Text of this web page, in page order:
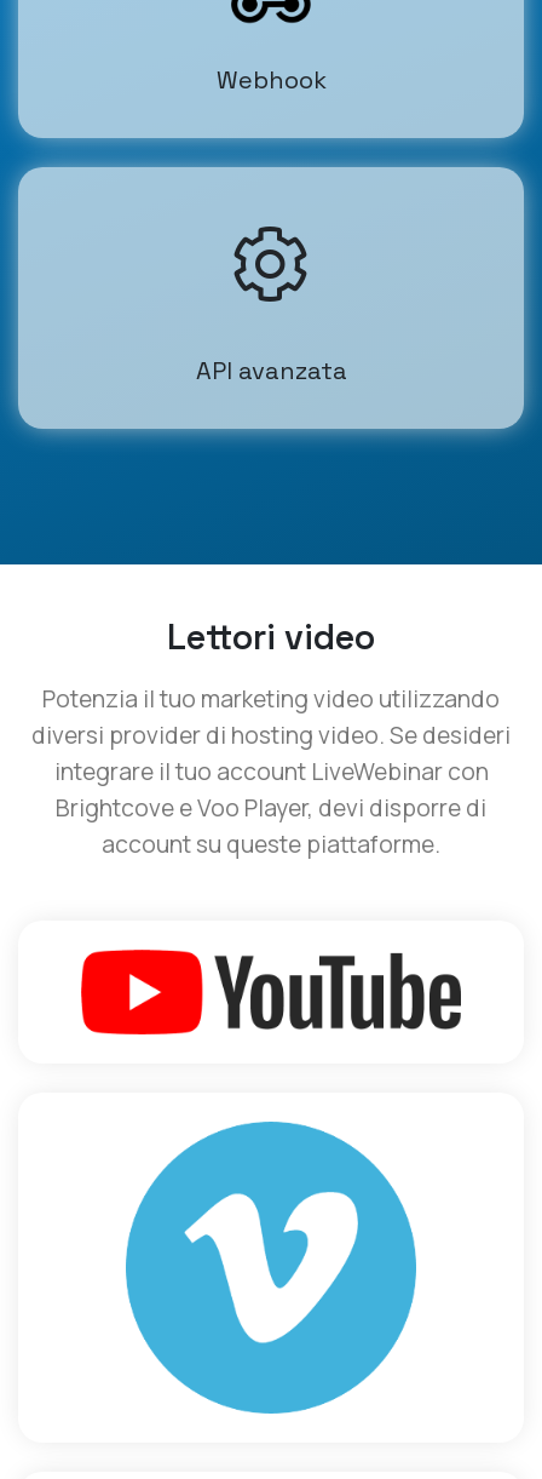
Webhook
API avanzata
Lettori video
Potenzia il tuo marketing video utilizzando
diversi provider di hosting video. Se desideri
integrare il tuo account LiveWebinar con
Brightcove e Voo Player, devi disporre di
account su queste piattaforme.